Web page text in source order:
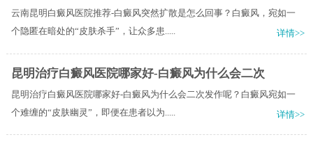
云南昆明白癜风医院推荐-白癜风突然扩散是怎么回事？白癜风，宛如一
个隐匿在暗处的“皮肤杀手”，让众多患.....
详情>>
昆明治疗白癜风医院哪家好-白癜风为什么会二次
昆明治疗白癜风医院哪家好-白癜风为什么会二次发作呢？白癜风宛如一
个难缠的“皮肤幽灵”，即便在患者以为.....
详情>>